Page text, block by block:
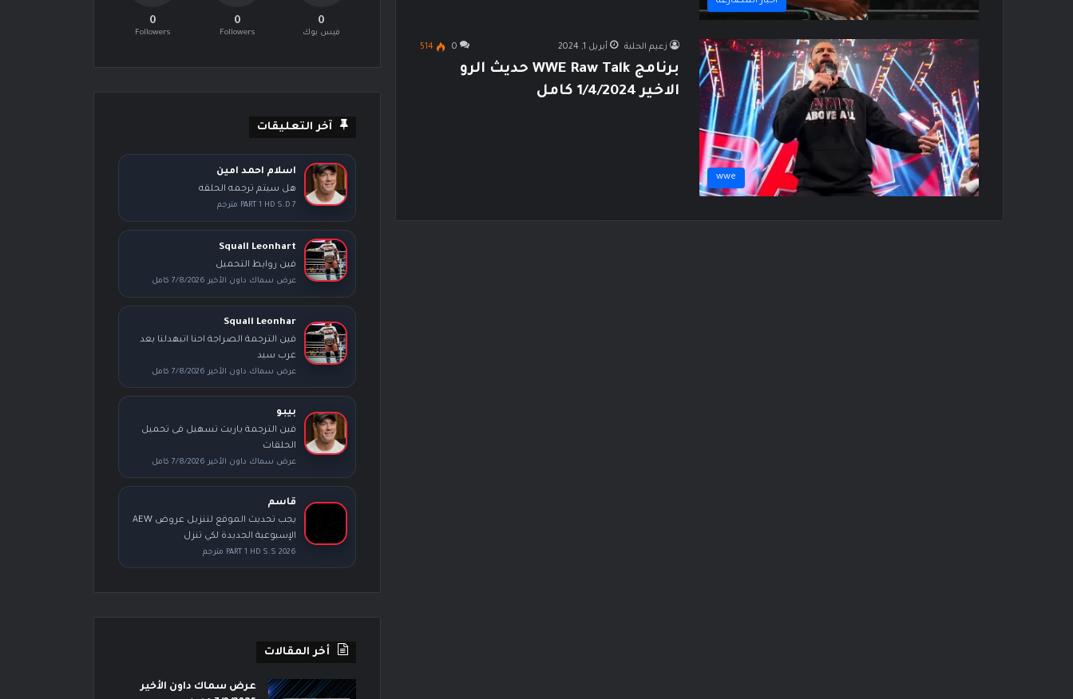
wwe
زعيم الحلبة أبريل 1, 2024 0
514
برنامج WWE Raw Talk حديث الرو
الاخير 1/4/2024 كامل
0
فيس بوك
0
Followers
0
Followers
آخر التعليقات
اسلام احمد امين
هل سيتم ترجمه الحلقه
PART 1 HD S.D 7 مترجم
Squall Leonhart
فين روابط التحميل
عرض سماك داون الأخير 7/8/2026 كامل
Squall Leonhar
فين الترجمة الصراجة احنا اتبهدلنا بعد
عرب سيد
عرض سماك داون الأخير 7/8/2026 كامل
بيبو
فين الترجمة ياريت تسهيل فى تحميل
الحلقات
عرض سماك داون الأخير 7/8/2026 كامل
قاسم
يجب تحديث الموقع لتنزيل عروض AEW
الإسبوعية الجديدة لكي تنزل
PART 1 HD S.S 2026 مترجم
أخر المقالات
عرض سماك داون الأخير